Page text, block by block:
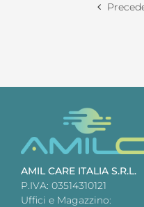
AMIL CARE ITALIA S.R.L.
P.IVA: 03514310121
Uffici e Magazzino: